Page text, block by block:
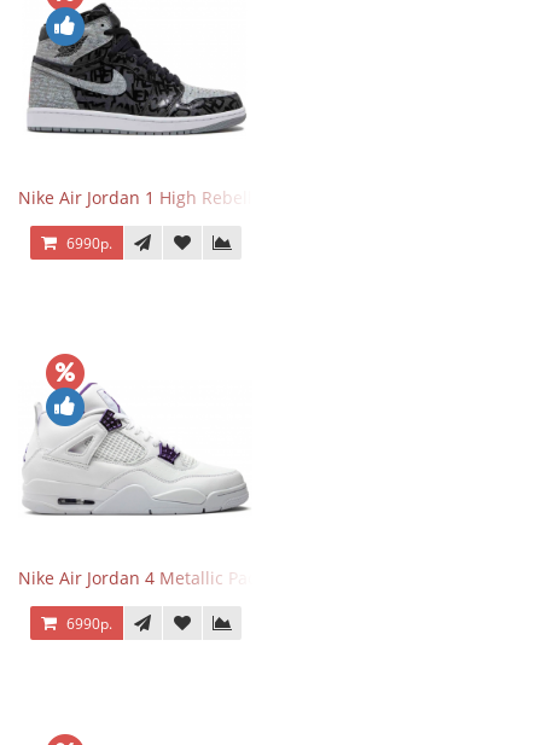
Nike Air Jordan 1 High Rebellionaire
6990р.
Nike Air Jordan 4 Metallic Pack Purple
6990р.